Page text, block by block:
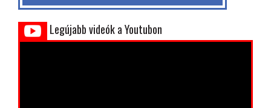
Legújabb videók a Youtubon